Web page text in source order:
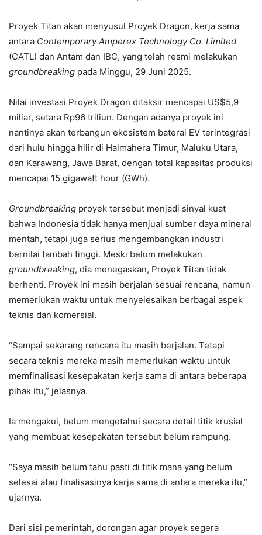
Proyek Titan akan menyusul Proyek Dragon, kerja sama
antara Contemporary Amperex Technology Co. Limited
(CATL) dan Antam dan IBC, yang telah resmi melakukan
groundbreaking pada Minggu, 29 Juni 2025.
Nilai investasi Proyek Dragon ditaksir mencapai US$5,9
miliar, setara Rp96 triliun. Dengan adanya proyek ini
nantinya akan terbangun ekosistem baterai EV terintegrasi
dari hulu hingga hilir di Halmahera Timur, Maluku Utara,
dan Karawang, Jawa Barat, dengan total kapasitas produksi
mencapai 15 gigawatt hour (GWh).
Groundbreaking proyek tersebut menjadi sinyal kuat
bahwa Indonesia tidak hanya menjual sumber daya mineral
mentah, tetapi juga serius mengembangkan industri
bernilai tambah tinggi. Meski belum melakukan
groundbreaking, dia menegaskan, Proyek Titan tidak
berhenti. Proyek ini masih berjalan sesuai rencana, namun
memerlukan waktu untuk menyelesaikan berbagai aspek
teknis dan komersial.
“Sampai sekarang rencana itu masih berjalan. Tetapi
secara teknis mereka masih memerlukan waktu untuk
memfinalisasi kesepakatan kerja sama di antara beberapa
pihak itu,” jelasnya.
Ia mengakui, belum mengetahui secara detail titik krusial
yang membuat kesepakatan tersebut belum rampung.
“Saya masih belum tahu pasti di titik mana yang belum
selesai atau finalisasinya kerja sama di antara mereka itu,”
ujarnya.
Dari sisi pemerintah, dorongan agar proyek segera